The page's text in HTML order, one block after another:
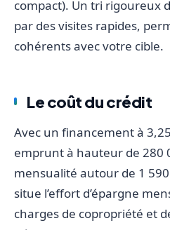
compact). Un tri rigoureux
par des visites rapides,
cohérents avec votre cible.
Le coût du crédit
Avec un financement à
emprunt à hauteur de 280
mensualité autour de 1
situe l’effort d’épargne
charges de copropriété et